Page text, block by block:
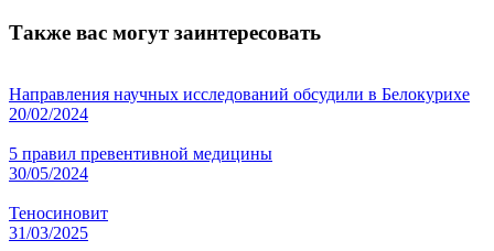
Также вас могут заинтересовать
Направления научных исследований обсудили в Белокурихе
20/02/2024
5 правил превентивной медицины
30/05/2024
Теносиновит
31/03/2025